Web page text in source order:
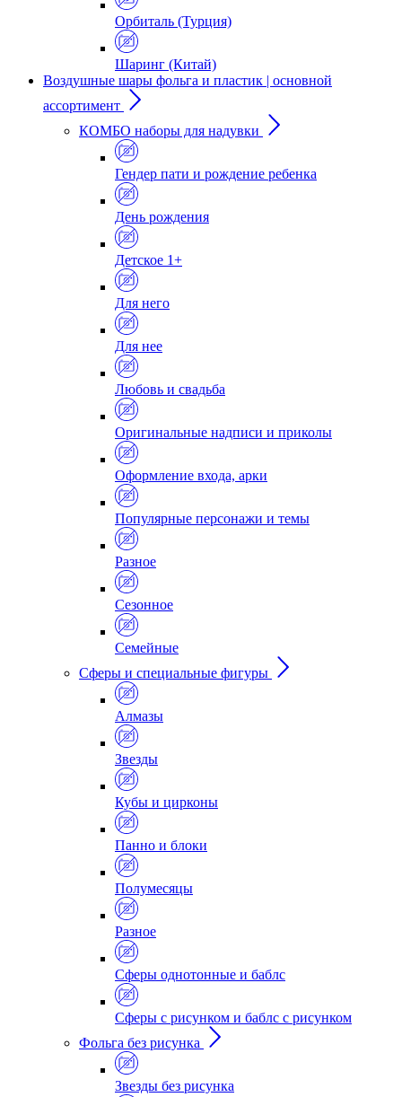
Орбиталь (Турция)
Шаринг (Китай)
Воздушные шары фольга и пластик | основной
ассортимент
КОМБО наборы для надувки
Гендер пати и рождение ребенка
День рождения
Детское 1+
Для него
Для нее
Любовь и свадьба
Оригинальные надписи и приколы
Оформление входа, арки
Популярные персонажи и темы
Разное
Сезонное
Семейные
Сферы и специальные фигуры
Алмазы
Звезды
Кубы и цирконы
Панно и блоки
Полумесяцы
Разное
Сферы однотонные и баблс
Сферы с рисунком и баблс с рисунком
Фольга без рисунка
Звезды без рисунка